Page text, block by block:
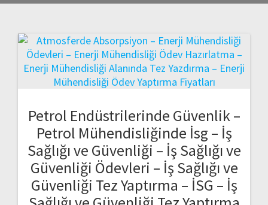
Petrol Endüstrilerinde Güvenlik –
Petrol Mühendisliğinde İsg – İş
Sağlığı ve Güvenliği – İş Sağlığı ve
Güvenliği Ödevleri – İş Sağlığı ve
Güvenliği Tez Yaptırma – İSG – İş